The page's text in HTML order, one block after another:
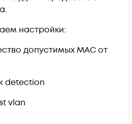
настройки:
допустимых MAC от
detection
vlan